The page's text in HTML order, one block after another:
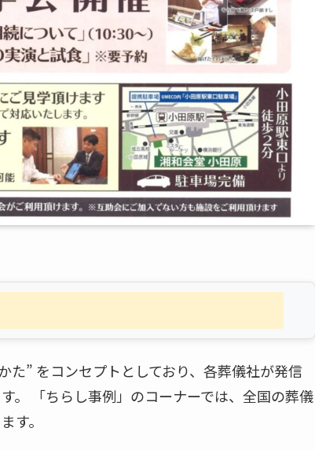
” をコンセプトとしており、各葬儀社が発信
。 「ちらし事例」のコーナーでは、全国の葬儀
す。